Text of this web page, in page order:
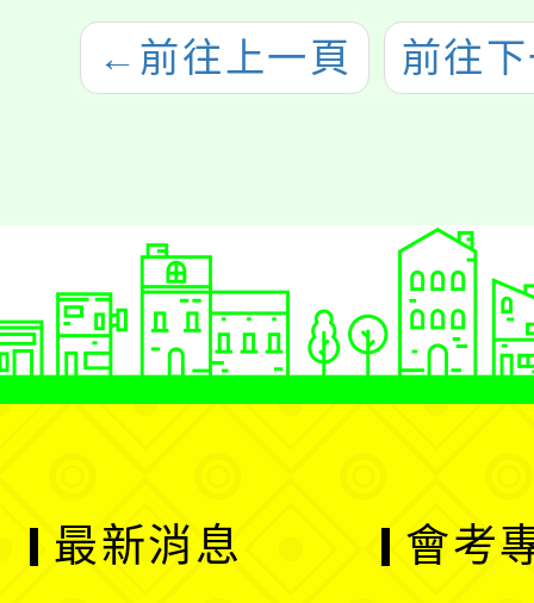
← 前往上一頁 前往
最新消息 會考